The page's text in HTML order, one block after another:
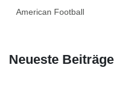
American Football
Neueste Beiträge